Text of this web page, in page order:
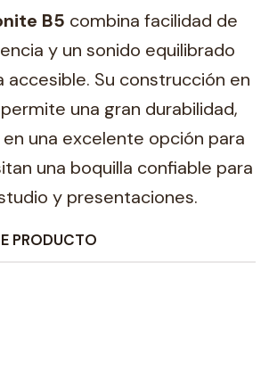
B5 combina facilidad de
y un sonido equilibrado
accesible. Su construcción en
una gran durabilidad,
una excelente opción para
una boquilla confiable para
y presentaciones.
PRODUCTO